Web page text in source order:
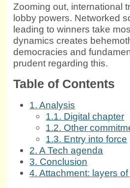
Zooming out, international
lobby powers. Networked
leading to winners take
dynamics creates
democracies and
prudent regarding this.
Table of Contents
1. Analysis
1.1. Digital chapter
1.2. Other
1.3. Entry into force
2. A Tech agenda
3. Conclusion
4. Attachment: layers